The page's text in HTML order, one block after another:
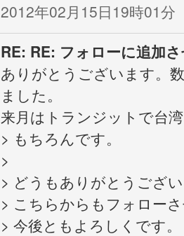
2012年02月15日19時01分
RE: RE: フォローに追加
ありがとうございます。
ました。
来月はトランジットで台
> もちろんです。
>
> どうもありがとうござ
> こちらからもフォロー
> 今後ともよろしくです。